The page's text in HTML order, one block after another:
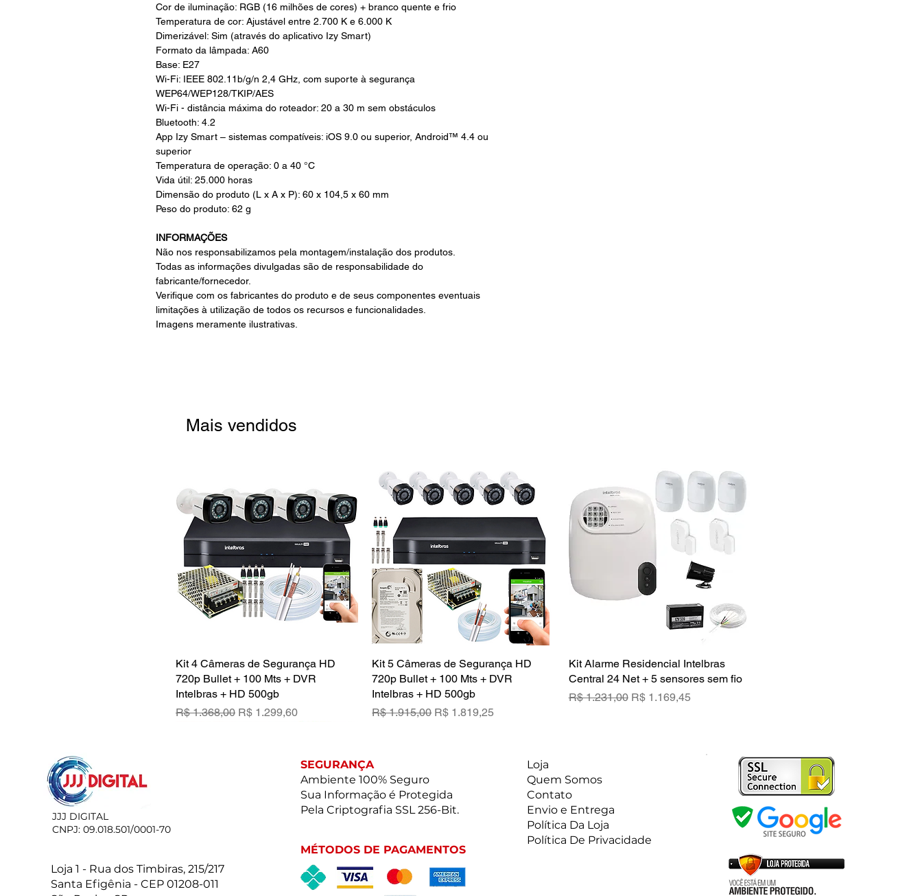
Cor de iluminação: RGB (16 milhões de cores) + branco quente e frio
Temperatura de cor: Ajustável entre 2.700 K e 6.000 K
Dimerizável: Sim (através do aplicativo Izy Smart)
Formato da lâmpada: A60
Base: E27
Wi-Fi: IEEE 802.11b/g/n 2,4 GHz, com suporte à segurança
WEP64/WEP128/TKIP/AES
Wi-Fi - distância máxima do roteador: 20 a 30 m sem obstáculos
Bluetooth: 4.2
App Izy Smart – sistemas compatíveis: iOS 9.0 ou superior, Android™ 4.4 ou
superior
Temperatura de operação: 0 a 40 °C
Vida útil: 25.000 horas
Dimensão do produto (L x A x P): 60 x 104,5 x 60 mm
Peso do produto: 62 g
INFORMAÇÕES
Não nos responsabilizamos pela montagem/instalação dos produtos.
Todas as informações divulgadas são de responsabilidade do
fabricante/fornecedor.
Verifique com os fabricantes do produto e de seus componentes eventuais
limitações à utilização de todos os recursos e funcionalidades.
Imagens meramente ilustrativas.
Mais vendidos
Visualização rápida
Kit 4 Câmeras de Segurança HD
720p Bullet + 100 Mts + DVR
Intelbras + HD 500gb
Preço normal
R$ 1.368,00 Preço promocional
R$ 1.299,60
Visualização rápida
Kit 5 Câmeras de Segurança HD
720p Bullet + 100 Mts + DVR
Intelbras + HD 500gb
Preço normal
R$ 1.915,00 Preço promocional
R$ 1.819,25
Visualização rápida
Kit Alarme Residencial Intelbras
Central 24 Net + 5 sensores sem fio
Preço normal
R$ 1.231,00 Preço promocional
R$ 1.169,45
JJJ DIGITAL
CNPJ: 09.018.501/0001-70
Loja 1 - Rua dos Timbiras, 215/217
Santa Efigênia - CEP 01208-011
SEGURANÇA
Ambiente 100% Seguro
Sua Informação é Protegida
Pela Criptografia SSL 256-Bit.
MÉTODOS DE PAGAMENTOS
Loja
Quem Somos
Contato
Envio e Entrega
Política Da Loja
Política De Privacidade